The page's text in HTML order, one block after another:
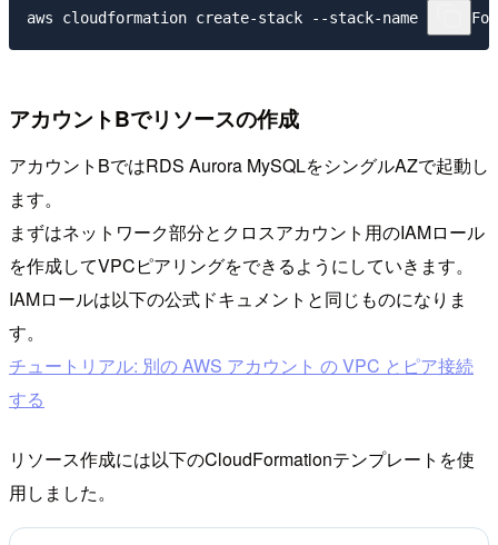
アカウントBでリソースの作成
アカウントBではRDS Aurora MySQLをシングルAZで起動し
ます。
まずはネットワーク部分とクロスアカウント用のIAMロール
を作成してVPCピアリングをできるようにしていきます。
IAMロールは以下の公式ドキュメントと同じものになりま
す。
チュートリアル: 別の AWS アカウント の VPC とピア接続
する
リソース作成には以下のCloudFormationテンプレートを使
用しました。